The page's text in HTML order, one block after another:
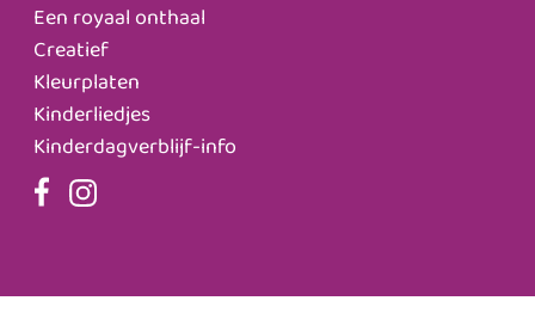
Een royaal onthaal
Creatief
Kleurplaten
Kinderliedjes
Kinderdagverblijf-info